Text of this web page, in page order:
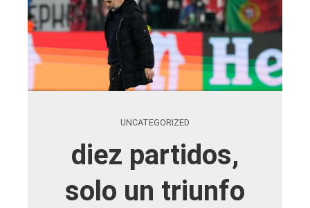
UNCATEGORIZED
diez partidos,
solo un triunfo